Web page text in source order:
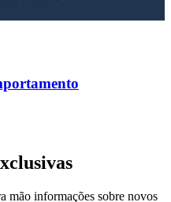
mão informações sobre novos